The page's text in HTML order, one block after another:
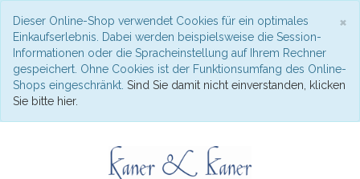
×
Dieser Online-Shop verwendet Cookies für ein optimales
Einkaufserlebnis. Dabei werden beispielsweise die Session-
Informationen oder die Spracheinstellung auf Ihrem Rechner
gespeichert. Ohne Cookies ist der Funktionsumfang des Online-
Shops eingeschränkt. Sind Sie damit nicht einverstanden, klicken
Sie bitte hier.